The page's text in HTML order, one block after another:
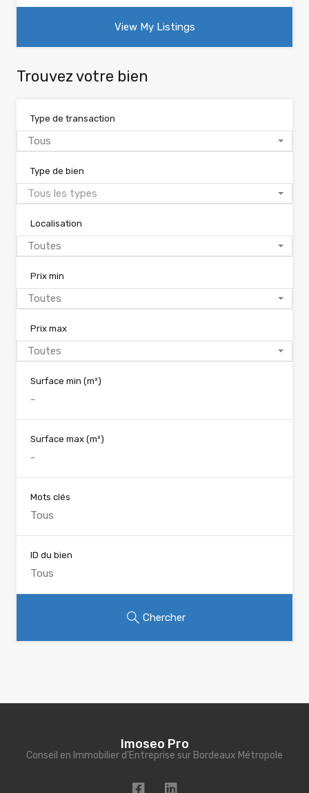
View My Listings
Trouvez votre bien
Type de transaction
Tous
Type de bien
Tous les types
Localisation
Toutes
Prix min
Toutes
Prix max
Toutes
Surface min (m²)
Surface max (m²)
Mots clés
ID du bien
Chercher
Imoseo Pro
Conseil en Immobilier d'Entreprise sur Bordeaux Métropole